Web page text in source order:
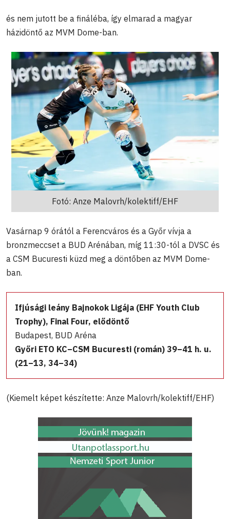
és nem jutott be a fináléba, így elmarad a magyar
házidöntő az MVM Dome-ban.
Fotó: Anze Malovrh/kolektiff/EHF
Vasárnap 9 órától a Ferencváros és a Győr vívja a
bronzmeccset a BUD Arénában, míg 11:30-tól a DVSC és
a CSM Bucuresti küzd meg a döntőben az MVM Dome-
ban.
Ifjúsági leány Bajnokok Ligája (EHF Youth Club
Trophy), Final Four, elődöntő
Budapest, BUD Aréna
Győri ETO KC–CSM Bucuresti (román) 39–41 h. u.
(21–13, 34–34)
(Kiemelt képet készítette: Anze Malovrh/kolektiff/EHF)